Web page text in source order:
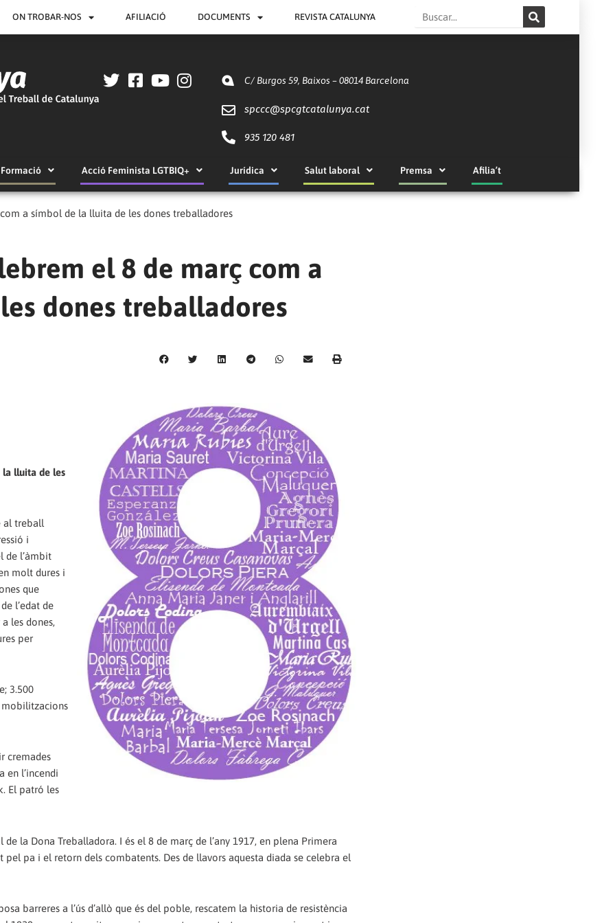
ON TROBAR-NOS AFILIACIÓ DOCUMENTS REVISTA CATALUNYA Search
C/ Burgos 59, Baixos – 08014 Barcelona
spccc@spcgtcatalunya.cat
935 120 481
Formació Acció Feminista LGTBIQ+ Jurídica Salut laboral Premsa Afilia’t
a símbol de la lluita de les dones treballadores
el 8 de març com a
dones treballadores
la lluita de les
al treball
i
de l’àmbit
molt dures i
que
l’edat de
les dones,
per
3.500
mobilitzacions
cremades
en l’incendi
El patró les
la Dona Treballadora. I és el 8 de març de l’any 1917, en plena Primera
pel pa i el retorn dels combatents. Des de llavors aquesta diada se celebra el
barreres a l’ús d’allò que és del poble, rescatem la historia de resistència